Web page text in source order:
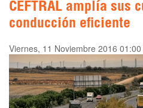
CEFTRAL amplía sus
conducción eficiente
Viernes, 11 Noviembre 2016 01:00